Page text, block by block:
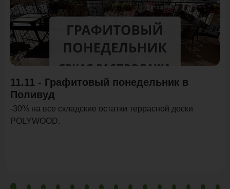
Акция
11.11 - Графитовый понедельник в
Поливуд
-30% на все складские остатки террасной доски
POLYWOOD.